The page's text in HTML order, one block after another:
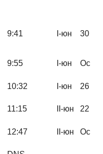
9:41 І-юн 30
9:55 І-юн Ос
10:32 І-юн 26
11:15 ІІ-юн 22
12:47 ІІ-юн Ос